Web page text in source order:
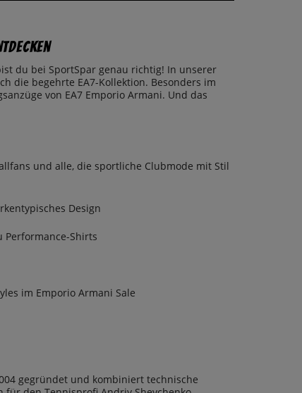
du bei SportSpar genau richtig! In unserer
die begehrte EA7-Kollektion. Besonders im
von EA7 Emporio Armani. Und das
und alle, die sportliche Clubmode mit Stil
Design
Performance-Shirts
im Emporio Armani Sale
gegründet und kombiniert technische